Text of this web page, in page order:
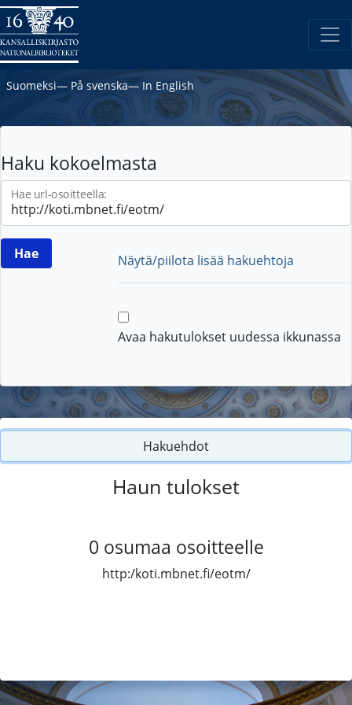
Suomeksi― På svenska― In English
Haku kokoelmasta
Hae url-osoitteella:
Näytä/piilota lisää hakuehtoja
Avaa hakutulokset uudessa ikkunassa
Hakuehdot
Haun tulokset
0 osumaa osoitteelle
http:/koti.mbnet.fi/eotm/